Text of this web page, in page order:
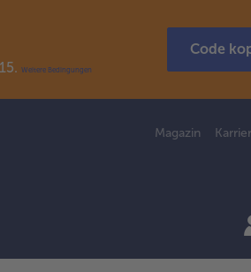
Weitere Bedingungen
Code
Magazin